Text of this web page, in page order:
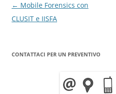
Navigazione
articolo
← Mobile Forensics con
CLUSIT e IISFA
CONTATTACI PER UN PREVENTIVO